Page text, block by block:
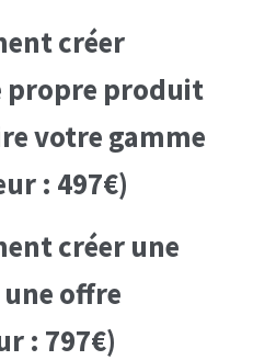
créer
propre produit
votre gamme
: 497€)
créer une
offre
: 797€)